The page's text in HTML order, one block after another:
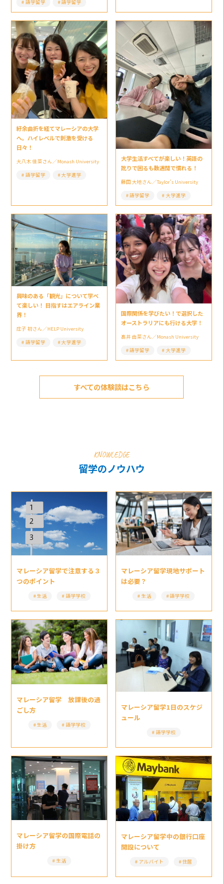
語学留学 語学留学
紆余曲折を経てマレーシアの大学
へ。ハイレベルで刺激を受ける
日々！
大八木 佳菜さん／Monash University
語学留学
大学進学
大学生活すべてが楽しい！英語の
訛りで困るも数週間で慣れる！
藤田 大地さん／Taylor’s University
語学留学
大学進学
興味のある「観光」について学べ
て楽しい！ 目指すはエアライン業
界！
庄子 初さん／HELP University
語学留学
大学進学
国際関係を学びたい！で選択した
オーストラリアにも行ける大学！
髙井 由菜さん／Monash University
語学留学
大学進学
すべての体験談はこちら
KNOWLEDGE
留学のノウハウ
マレーシア留学で注意する３
つのポイント
生活 語学学校
マレーシア留学現地サポート
は必要？
生活 語学学校
マレーシア留学 放課後の過
ごし方
生活 語学学校
マレーシア留学1日のスケジ
ュール
語学学校
マレーシア留学の国際電話の
掛け方
生活
マレーシア留学中の銀行口座
開設について
アルバイト 住居